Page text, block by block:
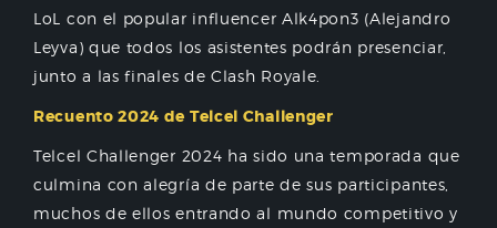
LoL con el popular influencer Alk4pon3 (Alejandro
Leyva) que todos los asistentes podrán presenciar,
junto a las finales de Clash Royale.
Recuento 2024 de Telcel Challenger
Telcel Challenger 2024 ha sido una temporada que
culmina con alegría de parte de sus participantes,
muchos de ellos entrando al mundo competitivo y